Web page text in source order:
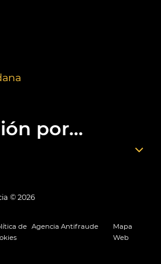
por...
© 2026
de Agencia Antifraude
Mapa
Web